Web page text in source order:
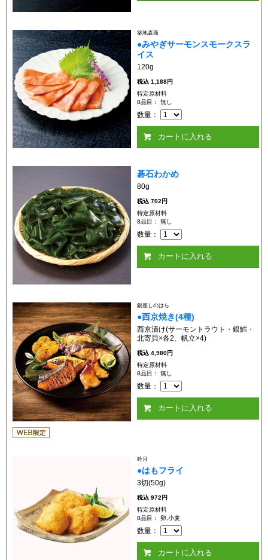
築地森商
●みやぎサーモンスモークスラ
イス
120g
税込1,188円
特定原材料
8品目： 無し
数量：
カートに入れる
碁石わかめ
80g
税込702円
特定原材料
8品目： 無し
数量：
カートに入れる
銀座しのはら
●西京焼き(4種)
西京漬け(サーモントラウト・銀鱈・
北寄貝×各2、帆立×4)
税込4,980円
特定原材料
8品目： 無し
数量：
カートに入れる
吟月
●はもフライ
3切(50g)
税込972円
特定原材料
8品目： 卵,小麦
数量：
カートに入れる